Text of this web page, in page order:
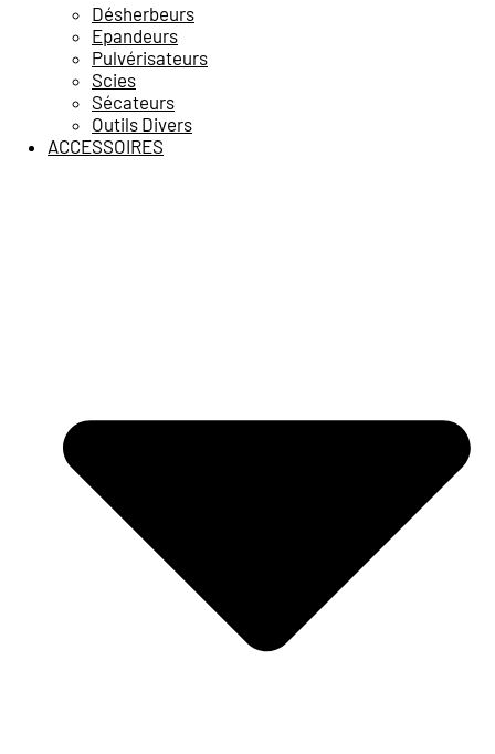
Désherbeurs
Epandeurs
Pulvérisateurs
Scies
Sécateurs
Outils Divers
ACCESSOIRES